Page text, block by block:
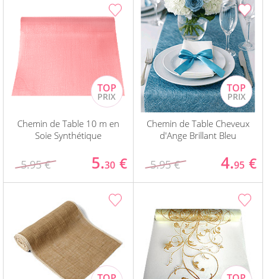
Chemin de Table 10 m en
Soie Synthétique
5.95 € 5.30 €
Chemin de Table Cheveux
d'Ange Brillant Bleu
5.95 € 4.95 €